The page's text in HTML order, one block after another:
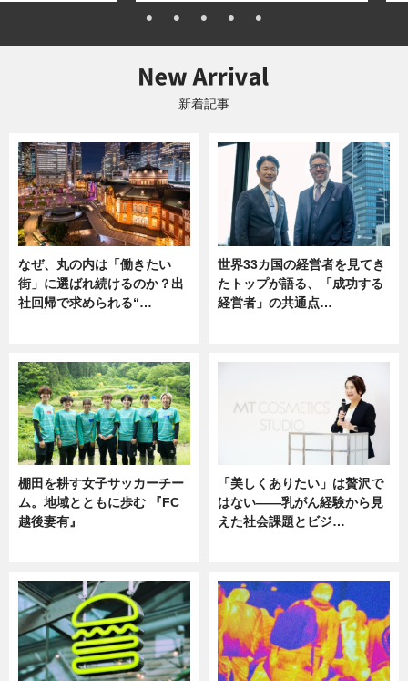
新着記事
なぜ、丸の内は「働きたい
街」に選ばれ続けるのか？出
社回帰で求められる“…
世界33カ国の経営者を見てき
たトップが語る、「成功する
経営者」の共通点…
棚田を耕す女子サッカーチー
ム。地域とともに歩む 『FC
越後妻有』
「美しくありたい」は贅沢で
はない――乳がん経験から見
えた社会課題とビジ…